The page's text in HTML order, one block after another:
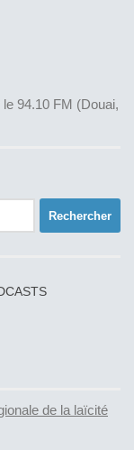
94.10 FM (Douai,
de la laïcité